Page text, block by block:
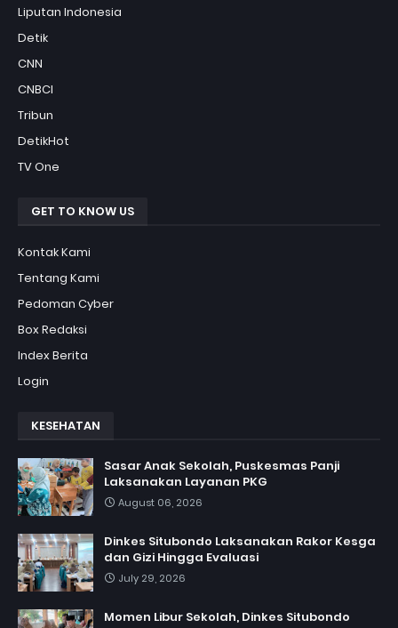
Liputan Indonesia
Detik
CNN
CNBCI
Tribun
DetikHot
TV One
GET TO KNOW US
Kontak Kami
Tentang Kami
Pedoman Cyber
Box Redaksi
Index Berita
Login
KESEHATAN
Sasar Anak Sekolah, Puskesmas Panji
Laksanakan Layanan PKG
August 06, 2026
Dinkes Situbondo Laksanakan Rakor Kesga
dan Gizi Hingga Evaluasi
July 29, 2026
Momen Libur Sekolah, Dinkes Situbondo